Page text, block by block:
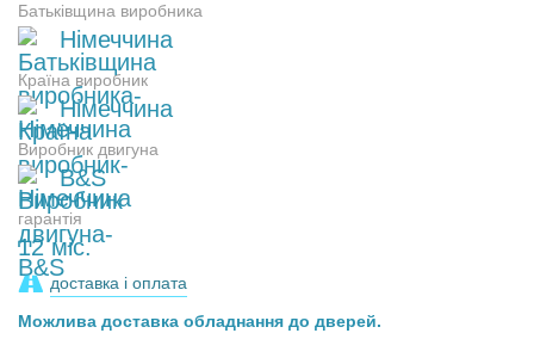
Батьківщина виробника
Німеччина
Країна виробник
Німеччина
Виробник двигуна
B&S
гарантія
12 міс.
доставка і оплата
Можлива доставка обладнання до дверей.